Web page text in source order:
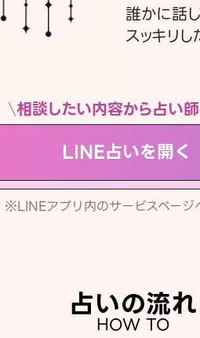
誰かに話
スッキリ
相談したい内容から占い
LINE占いを開く
※LINEアプリ内のサービスページ
占いの流れ
HOW TO